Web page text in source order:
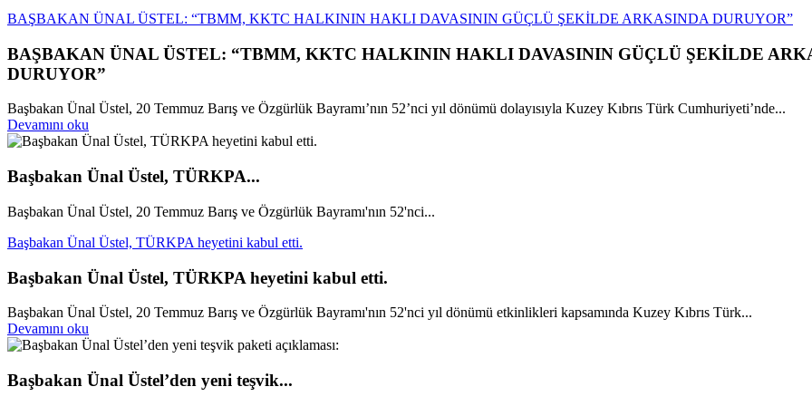
BAŞBAKAN ÜNAL ÜSTEL: “TBMM, KKTC HALKININ HAKLI DAVASININ GÜÇLÜ ŞEKİLDE ARKASINDA DURUYOR”
BAŞBAKAN ÜNAL ÜSTEL: “TBMM, KKTC HALKININ HAKLI DAVASININ GÜÇLÜ ŞEKİLDE
DURUYOR”
Başbakan Ünal Üstel, 20 Temmuz Barış ve Özgürlük Bayramı’nın 52’nci yıl dönümü dolayısıyla Kuzey Kıbrıs Türk Cumhuriyeti’nde...
Devamını oku
Başbakan Ünal Üstel, TÜRKPA...
Başbakan Ünal Üstel, 20 Temmuz Barış ve Özgürlük Bayramı'nın 52'nci...
Başbakan Ünal Üstel, TÜRKPA heyetini kabul etti.
Başbakan Ünal Üstel, TÜRKPA heyetini kabul etti.
Başbakan Ünal Üstel, 20 Temmuz Barış ve Özgürlük Bayramı'nın 52'nci yıl dönümü etkinlikleri kapsamında Kuzey Kıbrıs Türk...
Devamını oku
Başbakan Ünal Üstel’den yeni teşvik...